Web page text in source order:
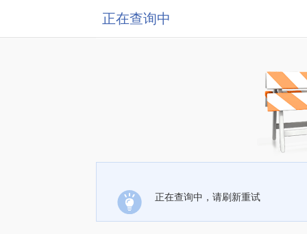
正在查询中
正在查询中，请刷新重试